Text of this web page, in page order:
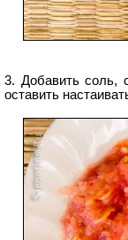
3. Добавить соль,
оставить